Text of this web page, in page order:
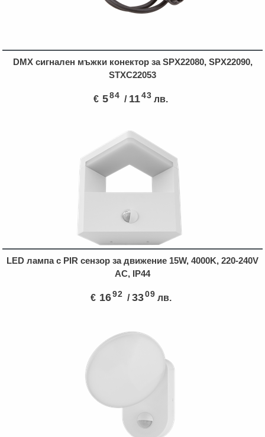
DMX сигнален мъжки конектор за SPX22080, SPX22090,
STXC22053
€ 584 / 1143 лв.
LED лампа с PIR сензор за движение 15W, 4000K, 220-240V
AC, IP44
€ 1692 /3309 лв.